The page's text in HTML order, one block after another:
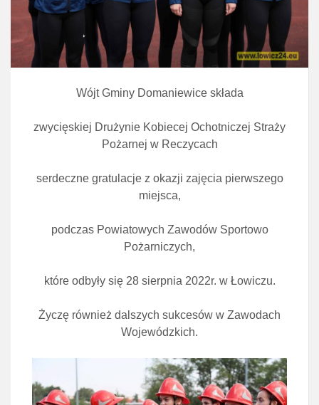
Wójt Gminy Domaniewice składa
zwycięskiej Drużynie Kobiecej Ochotniczej Straży
Pożarnej w Reczycach
serdeczne gratulacje z okazji zajęcia pierwszego
miejsca,
podczas Powiatowych Zawodów Sportowo
Pożarniczych,
które odbyły się 28 sierpnia 2022r. w Łowiczu.
Życzę również dalszych sukcesów w Zawodach
Wojewódzkich.